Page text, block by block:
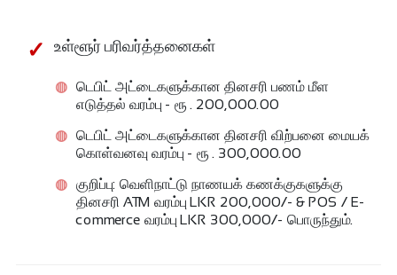
உள்ளூர் பரிவர்த்தனைகள்
டெபிட் அட்டைகளுக்கான தினசரி பணம் மீள
௭டுத்தல் வரம்பு - ரூ . 200,000.00
டெபிட் அட்டைகளுக்கான தினசரி விற்பனை மையக்
கொள்வனவு வரம்பு - ரூ . 300,000.00
குறிப்பு: வெளிநாட்டு நாணயக் கணக்குகளுக்கு
தினசரி ATM வரம்பு LKR 200,000/- & POS / E-
commerce வரம்பு LKR 300,000/- பொருந்தும்.